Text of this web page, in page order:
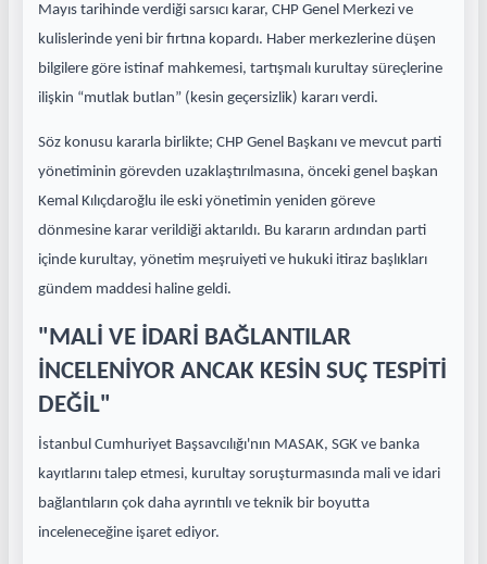
Mayıs tarihinde verdiği sarsıcı karar, CHP Genel Merkezi ve
kulislerinde yeni bir fırtına kopardı. Haber merkezlerine düşen
bilgilere göre istinaf mahkemesi, tartışmalı kurultay süreçlerine
ilişkin “mutlak butlan” (kesin geçersizlik) kararı verdi.
Söz konusu kararla birlikte; CHP Genel Başkanı ve mevcut parti
yönetiminin görevden uzaklaştırılmasına, önceki genel başkan
Kemal Kılıçdaroğlu ile eski yönetimin yeniden göreve
dönmesine karar verildiği aktarıldı. Bu kararın ardından parti
içinde kurultay, yönetim meşruiyeti ve hukuki itiraz başlıkları
gündem maddesi haline geldi.
"MALİ VE İDARİ BAĞLANTILAR
İNCELENİYOR ANCAK KESİN SUÇ TESPİTİ
DEĞİL"
İstanbul Cumhuriyet Başsavcılığı'nın MASAK, SGK ve banka
kayıtlarını talep etmesi, kurultay soruşturmasında mali ve idari
bağlantıların çok daha ayrıntılı ve teknik bir boyutta
inceleneceğine işaret ediyor.